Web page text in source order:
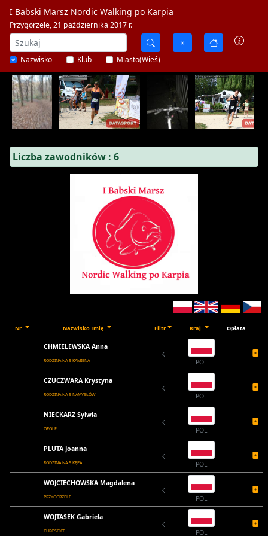
I Babski Marsz Nordic Walking po Karpia
Przygorzele, 21 października 2017 r.
Nazwisko Klub Miasto(Wieś)
Liczba zawodników : 6
Nr Nazwisko Imię Filtr Kraj Opłata
CHMIELEWSKA Anna
RODZINA NA 5 KAMIENA
K
POL
CZUCZWARA Krystyna
RODZINA NA 5 NAMYSŁÓW
K
POL
NIECKARZ Sylwia
OPOLE
K
POL
PLUTA Joanna
RODZINA NA 5 KĘPA
K
POL
WOJCIECHOWSKA Magdalena
PRZYGORZELE
K
POL
WOJTASEK Gabriela
CHRÓŚCICE
K
POL